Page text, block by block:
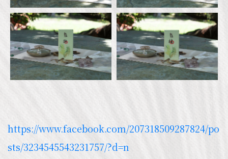
https://www.facebook.com/207318509287824/po
sts/3234545543231757/?d=n